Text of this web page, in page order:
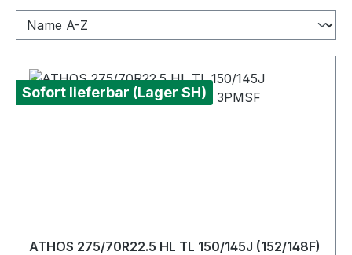
Sofort lieferbar (Lager SH)
ATHOS 275/70R22.5 HL TL 150/145J (152/148F)